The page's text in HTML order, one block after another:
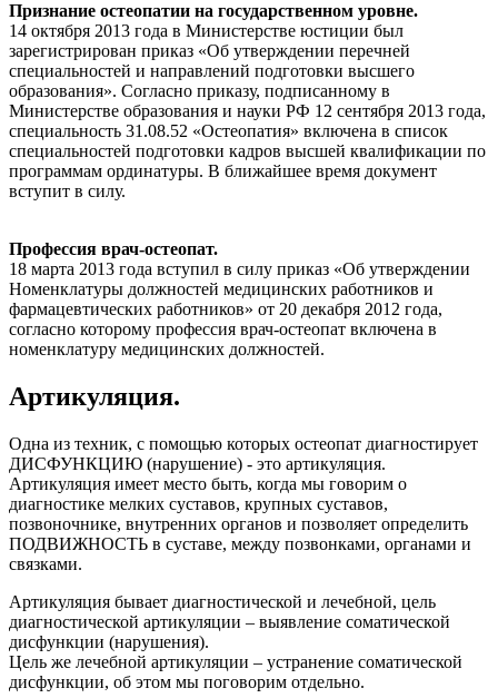
Признание остеопатии на государственном уровне.
14 октября 2013 года в Министерстве юстиции был
зарегистрирован приказ «Об утверждении перечней
специальностей и направлений подготовки высшего
образования». Согласно приказу, подписанному в
Министерстве образования и науки РФ 12 сентября 2013 года,
специальность 31.08.52 «Остеопатия» включена в список
специальностей подготовки кадров высшей квалификации по
программам ординатуры. В ближайшее время документ
вступит в силу.
Профессия врач-остеопат.
18 марта 2013 года вступил в силу приказ «Об утверждении
Номенклатуры должностей медицинских работников и
фармацевтических работников» от 20 декабря 2012 года,
согласно которому профессия врач-остеопат включена в
номенклатуру медицинских должностей.
Артикуляция.
Одна из техник, с помощью которых остеопат диагностирует
ДИСФУНКЦИЮ (нарушение) - это артикуляция.
Артикуляция имеет место быть, когда мы говорим о
диагностике мелких суставов, крупных суставов,
позвоночнике, внутренних органов и позволяет определить
ПОДВИЖНОСТЬ в суставе, между позвонками, органами и
связками.
Артикуляция бывает диагностической и лечебной, цель
диагностической артикуляции – выявление соматической
дисфункции (нарушения).
Цель же лечебной артикуляции – устранение соматической
дисфункции, об этом мы поговорим отдельно.